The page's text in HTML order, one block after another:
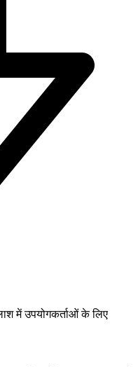
में उपयोगकर्ताओं के लिए